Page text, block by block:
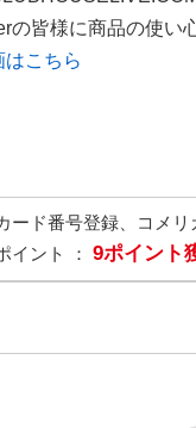
の皆様に商品の使い
はこちら
ード番号登録、コメ
イント ： 9ポイント